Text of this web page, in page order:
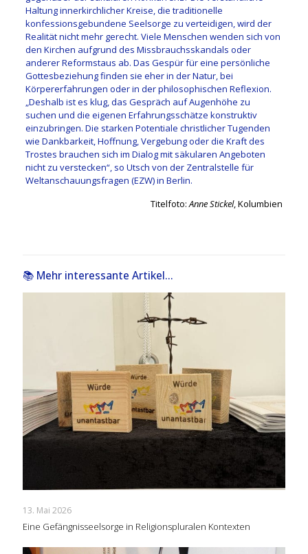
Haltung innerkirchlicher Kreise, die traditionelle
konfessionsgebundene Seelsorge zu verteidigen, wird der
Realität nicht mehr gerecht. Viele Menschen wenden sich von
den Kirchen aufgrund des Missbrauchsskandals oder
anderer Reformstaus ab. Das Gespür für eine persönliche
Gottesbeziehung finden sie eher in der Natur, bei
Körpererfahrungen oder in der philosophischen Reflexion.
„Deshalb ist es klug, das Gespräch auf Augenhöhe zu
suchen und die eigenen Erfahrungsschätze konstruktiv
einzubringen. Die starken Potentiale christlicher Tugenden
wie Dankbarkeit, Hoffnung, Vergebung oder die Kraft des
Trostes brauchen sich im Dialog mit säkularen Angeboten
nicht zu verstecken“, so Utsch von der Zentralstelle für
Weltanschauungsfragen (EZW) in Berlin.
Titelfoto:Anne Stickel, Kolumbien
📚 Mehr interessante Artikel...
13. Mai 2026
Eine Gefängnisseelsorge in Religionspluralen Kontexten